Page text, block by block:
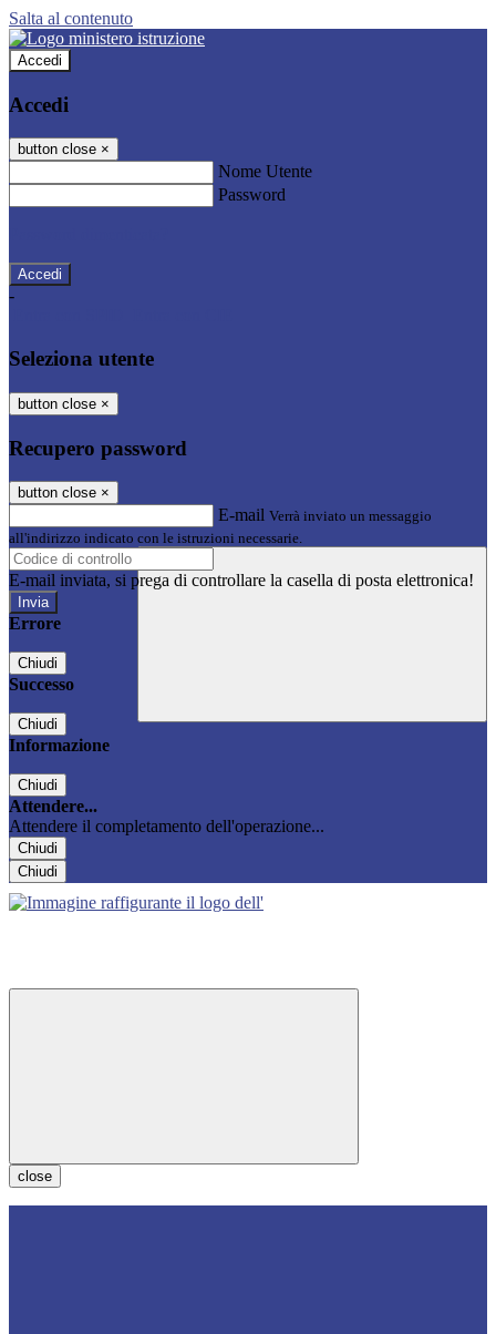
Salta al contenuto
Accedi
Accedi
button close ×
Nome Utente
Password
-
Seleziona utente
button close ×
Recupero password
button close ×
E-mail Verrà inviato un messaggio
all'indirizzo indicato con le istruzioni necessarie.
E-mail inviata, si prega di controllare la casella di posta elettronica!
Errore
Chiudi
Successo
Chiudi
Informazione
Chiudi
Attendere...
Attendere il completamento dell'operazione...
Chiudi
Chiudi
close